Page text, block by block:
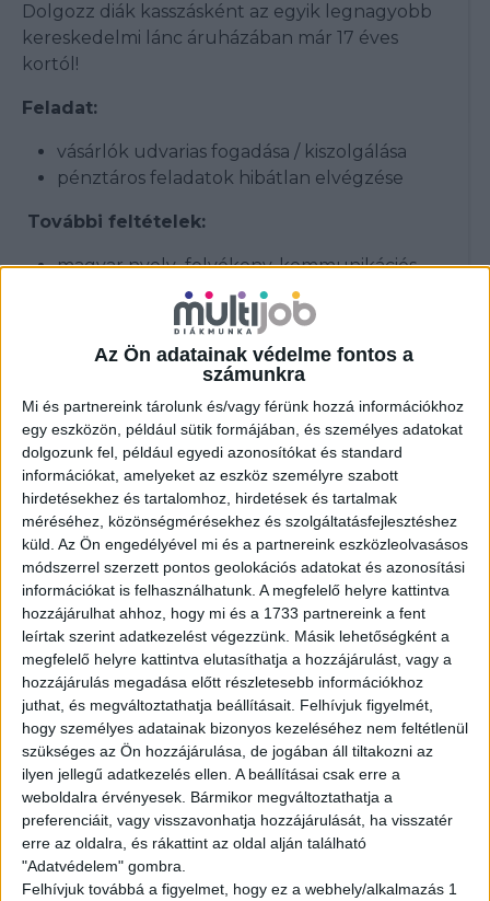
Az Ön adatainak védelme fontos a
számunkra
Mi és partnereink tárolunk és/vagy férünk hozzá információkhoz
egy eszközön, például sütik formájában, és személyes adatokat
dolgozunk fel, például egyedi azonosítókat és standard
információkat, amelyeket az eszköz személyre szabott
hirdetésekhez és tartalomhoz, hirdetések és tartalmak
méréséhez, közönségmérésekhez és szolgáltatásfejlesztéshez
küld. Az Ön engedélyével mi és a partnereink eszközleolvasásos
módszerrel szerzett pontos geolokációs adatokat és azonosítási
információkat is felhasználhatunk. A megfelelő helyre kattintva
hozzájárulhat ahhoz, hogy mi és a 1733 partnereink a fent
leírtak szerint adatkezelést végezzünk. Másik lehetőségként a
megfelelő helyre kattintva elutasíthatja a hozzájárulást, vagy a
hozzájárulás megadása előtt részletesebb információkhoz
juthat, és megváltoztathatja beállításait. Felhívjuk figyelmét,
hogy személyes adatainak bizonyos kezeléséhez nem feltétlenül
szükséges az Ön hozzájárulása, de jogában áll tiltakozni az
ilyen jellegű adatkezelés ellen. A beállításai csak erre a
weboldalra érvényesek. Bármikor megváltoztathatja a
preferenciáit, vagy visszavonhatja hozzájárulását, ha visszatér
erre az oldalra, és rákattint az oldal alján található
"Adatvédelem" gombra.
Felhívjuk továbbá a figyelmet, hogy ez a webhely/alkalmazás 1
Dolgozz diák kasszásként az egyik legnagyobb
kereskedelmi lánc áruházában már 17 éves
kortól!
Feladat:
vásárlók udvarias fogadása / kiszolgálása
pénztáros feladatok hibátlan elvégzése
További feltételek:
magyar nyelv folyékony, kommunikációs
gyors és precíz munkavégzés
vásárlócentrikus hozzáállás
min. korhatár: 17 év
Tapasztalat nem szükséges, minden
esetben betanulási lehetőséget biztosítunk!
JELENTKEZÉS
KÉRDÉSED VAN?
KERESD
KOLLÉGÁNKAT!
BARTAL DANIELLA
bartal.daniella@multijob.hu
06-20-413-7611